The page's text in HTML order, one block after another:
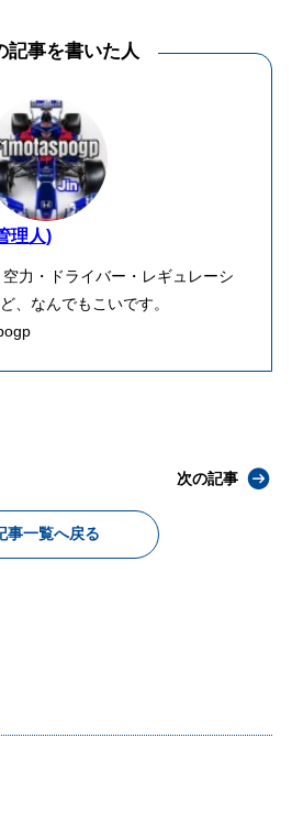
記事を書いた人
理人)
力・ドライバー・レギュレーシ
、なんでもこいです。
事一覧へ戻る
次の記事